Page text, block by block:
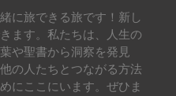
に旅できる旅です！新し
ます。私たちは、人生の
や聖書から洞察を発見
の人たちとつながる方法
にここにいます。ぜひま